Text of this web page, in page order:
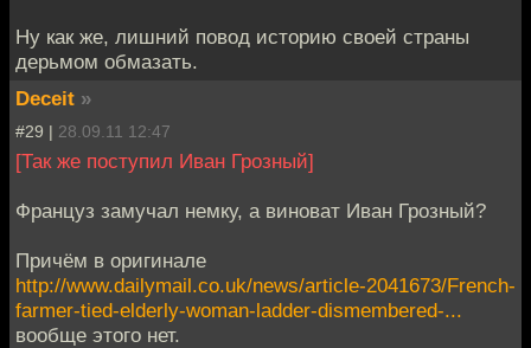
Ну как же, лишний повод историю своей страны
дерьмом обмазать.
Deceit »
#29 | 28.09.11 12:47
[Так же поступил Иван Грозный]
Француз замучал немку, а виноват Иван Грозный?
Причём в оригинале
http://www.dailymail.co.uk/news/article-2041673/French-
farmer-tied-elderly-woman-ladder-dismembered-...
вообще этого нет.